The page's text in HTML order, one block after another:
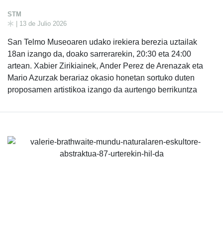
STM
| 13 de Julio 2026
San Telmo Museoaren udako irekiera berezia uztailak
18an izango da, doako sarrerarekin, 20:30 eta 24:00
artean. Xabier Zirikiainek, Ander Perez de Arenazak eta
Mario Azurzak berariaz okasio honetan sortuko duten
proposamen artistikoa izango da aurtengo berrikuntza